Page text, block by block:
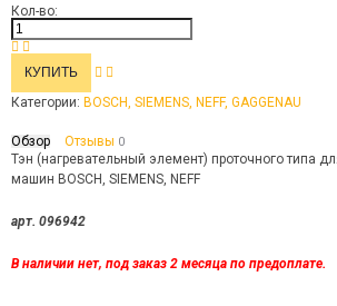
Кол-во:
Категории: BOSCH, SIEMENS, NEFF, GAGGENAU
Обзор Отзывы 0
Тэн (нагревательный элемент) проточного типа
машин BOSCH, SIEMENS, NEFF
арт. 096942
В наличии нет, под заказ 2 месяца по предоплате.